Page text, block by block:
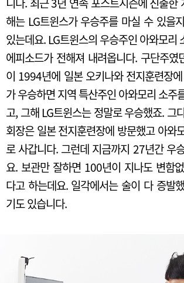
니다. 최근 3년 연속 포스트시즌에 진출한
해는 LG트윈스가 우승주를 마실 수 있을
있는데요. LG트윈스의 우승주인 아와모리
에피소드가 전해져 내려옵니다. 구단주
이 1994년에 일본 오키나와 전지훈련장
가 우승하면 지역 특산주인 아와모리 소주
고, 그해 LG트윈스는 정말로 우승했죠. 그
회장은 일본 전지훈련장에 방문했고 아와
로 사갑니다. 그런데 지금까지 27년간 우
요. 보관만 잘하면 100년이 지나도 변함
다고 하는데요. 일각에서는 술이 다 증발
기도 있습니다.